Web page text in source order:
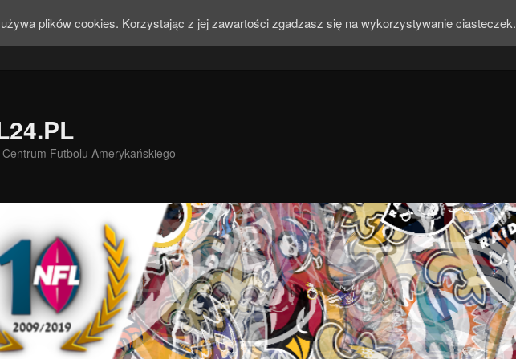
Centrum Futbolu Amerykańskiego
plików cookies. Korzystając z jej zawartości zgadzasz się na wykorzystywanie ciasteczek.